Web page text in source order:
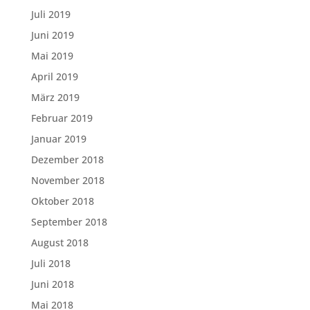
Juli 2019
Juni 2019
Mai 2019
April 2019
März 2019
Februar 2019
Januar 2019
Dezember 2018
November 2018
Oktober 2018
September 2018
August 2018
Juli 2018
Juni 2018
Mai 2018